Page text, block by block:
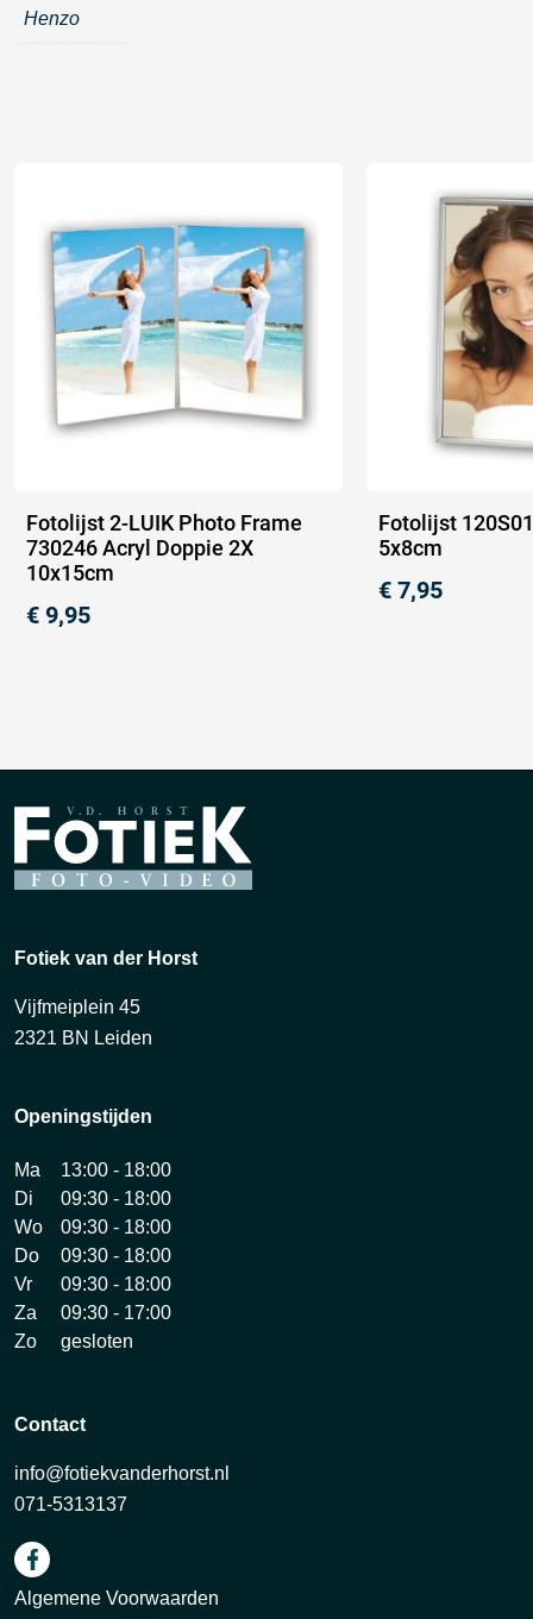
Henzo
Fotolijst 2-LUIK Photo Frame
730246 Acryl Doppie 2X
10x15cm
€ 9,95
Fotolijst
5x8cm
€ 7,95
Fotiek van der Horst
Vijfmeiplein 45
2321 BN Leiden
Openingstijden
Ma
13:00 - 18:00
Di
09:30 - 18:00
Wo
09:30 - 18:00
Do
09:30 - 18:00
Vr
09:30 - 18:00
Za
09:30 - 17:00
Zo
gesloten
Contact
info@fotiekvanderhorst.nl
071-5313137
Algemene Voorwaarden